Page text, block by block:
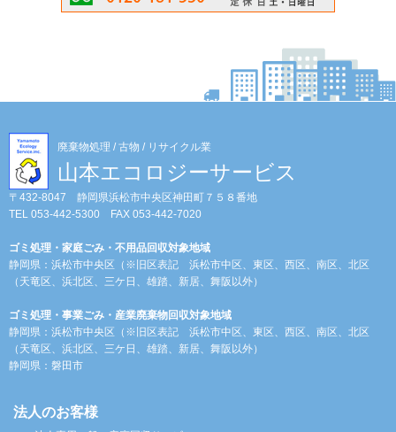
廃棄物処理 / 古物 / リサイクル業
山本エコロジーサービス
〒432-8047 静岡県浜松市中央区神田町７５８番地
TEL 053-442-5300 FAX 053-442-7020
ゴミ処理・家庭ごみ・不用品回収対象地域
静岡県：浜松市中央区（※旧区表記 浜松市中区、東区、西区、南区、北区
（天竜区、浜北区、三ケ日、雄踏、新居、舞阪以外）
ゴミ処理・事業ごみ・産業廃棄物回収対象地域
静岡県：浜松市中央区（※旧区表記 浜松市中区、東区、西区、南区、北区
（天竜区、浜北区、三ケ日、雄踏、新居、舞阪以外）
静岡県：磐田市
法人のお客様